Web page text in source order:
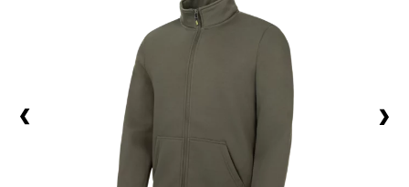
Paljasjalkakengät
Vapaa-ajan kengät